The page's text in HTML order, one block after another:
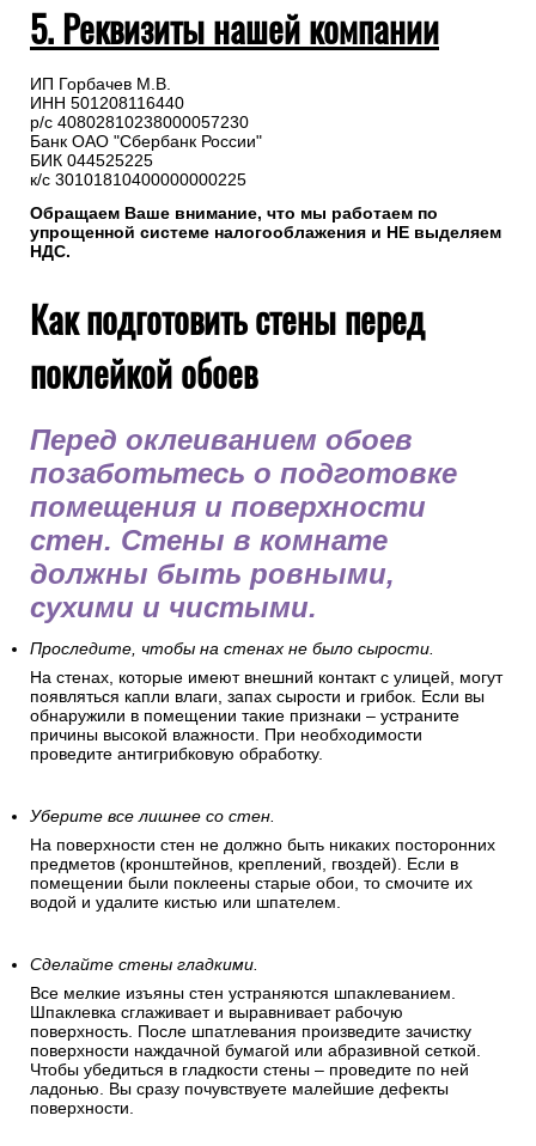
5. Реквизиты нашей компании
ИП Горбачев М.В.
ИНН 501208116440
р/с 40802810238000057230
Банк ОАО "Сбербанк России"
БИК 044525225
к/с 30101810400000000225
Обращаем Ваше внимание, что мы работаем по
упрощенной системе налогооблажения и НЕ выделяем
НДС.
Как подготовить стены перед
поклейкой обоев
Перед оклеиванием обоев
позаботьтесь о подготовке
помещения и поверхности
стен. Стены в комнате
должны быть ровными,
сухими и чистыми.
Проследите, чтобы на стенах не было сырости.
На стенах, которые имеют внешний контакт с улицей, могут
появляться капли влаги, запах сырости и грибок. Если вы
обнаружили в помещении такие признаки – устраните
причины высокой влажности. При необходимости
проведите антигрибковую обработку.
Уберите все лишнее со стен.
На поверхности стен не должно быть никаких посторонних
предметов (кронштейнов, креплений, гвоздей). Если в
помещении были поклеены старые обои, то смочите их
водой и удалите кистью или шпателем.
Сделайте стены гладкими.
Все мелкие изъяны стен устраняются шпаклеванием.
Шпаклевка сглаживает и выравнивает рабочую
поверхность. После шпатлевания произведите зачистку
поверхности наждачной бумагой или абразивной сеткой.
Чтобы убедиться в гладкости стены – проведите по ней
ладонью. Вы сразу почувствуете малейшие дефекты
поверхности.